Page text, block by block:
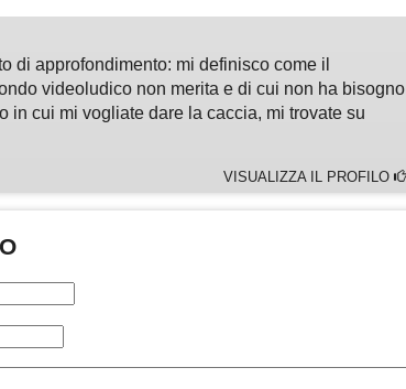
di approfondimento: mi definisco come il
videoludico non merita e di cui non ha bisogno
in cui mi vogliate dare la caccia, mi trovate su
VISUALIZZA IL PROFILO